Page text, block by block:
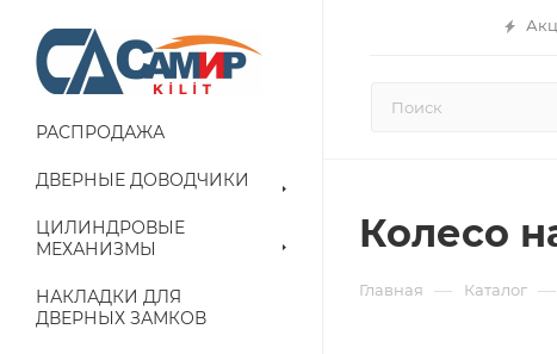
РАСПРОДАЖА
ДВЕРНЫЕ ДОВОДЧИКИ
ЦИЛИНДРОВЫЕ
МЕХАНИЗМЫ
НАКЛАДКИ ДЛЯ
ДВЕРНЫХ ЗАМКОВ
Колесо
Главная — Каталог —